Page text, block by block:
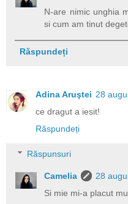
N-are nimic unghia
si cum am tinut
Răspundeți
Adina Aruştei 28
ce dragut a iesit!
Răspundeți
Răspunsuri
Camelia
28
Si mie mi-a placut